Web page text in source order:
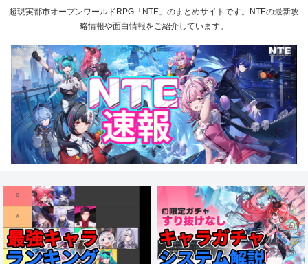
超現実都市オープンワールドRPG「NTE」のまとめサイトです。NTEの最新攻
略情報や面白情報をご紹介しています。